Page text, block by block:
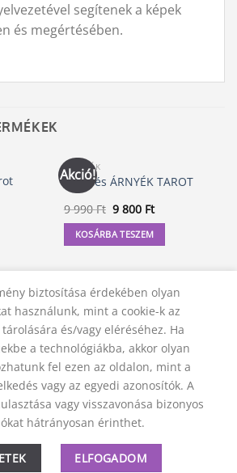
segítenek a képek
és megértésében.
Akció!
KÁRTYÁK
FÉNY és ÁRNYÉK TAROT
9 990Ft Original
was:
9
990 Ft.
9 800 FtCurrent
is:
9
800 Ft.
KOSÁRBA TESZEM
ADATVÉDELMI NYILATKOZAT
SZÁLLÍTÁSI FELTÉTELEK
- 2026 Trigon 9000 Kft.
biztosítása érdekében olyan
használunk, mint a cookie-k az
és/vagy eléréséhez. Ha
a technológiákba, akkor olyan
fel ezen az oldalon, mint a
vagy az egyedi azonosítók. A
vagy visszavonása bizonyos
hátrányosan érinthet.
ELFOGADOM